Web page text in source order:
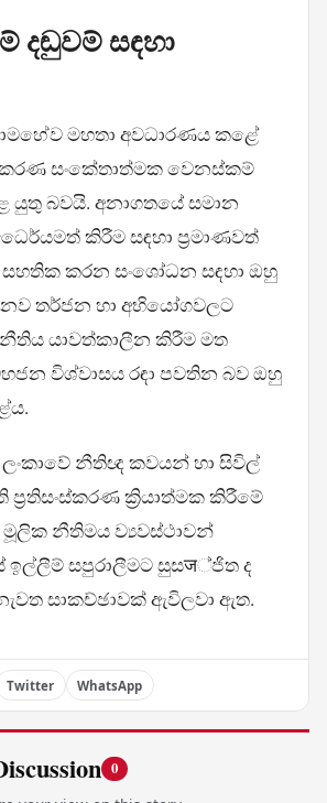
දඬුවම් සඳහා
මහතා අවධාරණය කළේ
සංකේතාත්මක වෙනස්කම්
බවයි. අනාගතයේ සමාන
කිරීම සඳහා ප්‍රමාණවත්
සහතික කරන සංශෝධන සඳහා ඔහු
නව තර්ජන හා අභියෝගවලට
යාවත්කාලීන කිරීම මත
විශ්වාසය රඳා පවතින බව ඔහු
ලංකාවේ නීතිඥ කවයන් හා සිවිල්
ප්‍රතිසංස්කරණ ක්‍රියාත්මක කිරීමේ
මූලික නීතිමය ව්‍යවස්ථාවන්
ඉල්ලීම් සපුරාලීමට සුසज්ජිත ද
සාකච්ඡාවක් ඇවිලවා ඇත.
Twitter WhatsApp
0